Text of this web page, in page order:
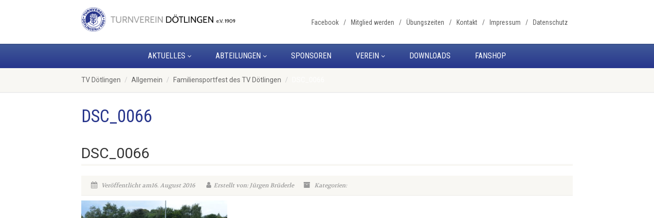
Facebook Mitglied werden Übungszeiten Kontakt Impressum Datenschutz
AKTUELLES ABTEILUNGEN SPONSOREN VEREIN DOWNLOADS FANSHOP
TV Dötlingen Allgemein Familiensportfest des TV Dötlingen
DSC_0066
DSC_0066
Veröffentlicht am16. August 2016 Erstellt von: Jürgen Brüderle Kategorien: